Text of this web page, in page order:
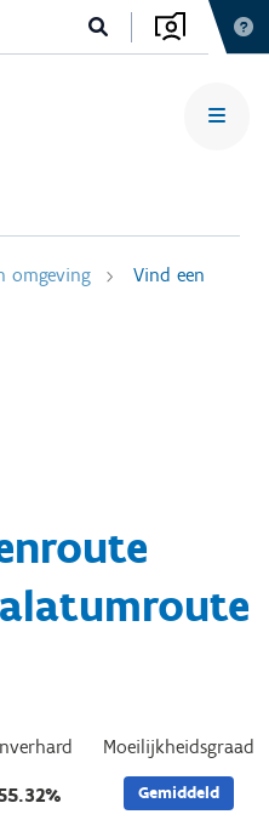
omgeving
Vind een
Moeilijkheidsgraad
Gemiddeld